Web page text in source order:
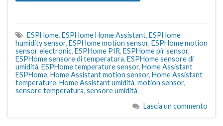
ESPHome, ESPHome Home Assistant, ESPHome
humidity sensor, ESPHome motion sensor, ESPHome motion
sensor electronic, ESPHome PIR, ESPHome pir sensor,
ESPHome sensore di temperatura, ESPHome sensore di
umidità, ESPHome temperature sensor, Home Assistant
ESPHome, Home Assistant motion sensor, Home Assistant
temperature, Home Assistant umidità, motion sensor,
sensore temperatura, sensore umidità
Lascia un commento